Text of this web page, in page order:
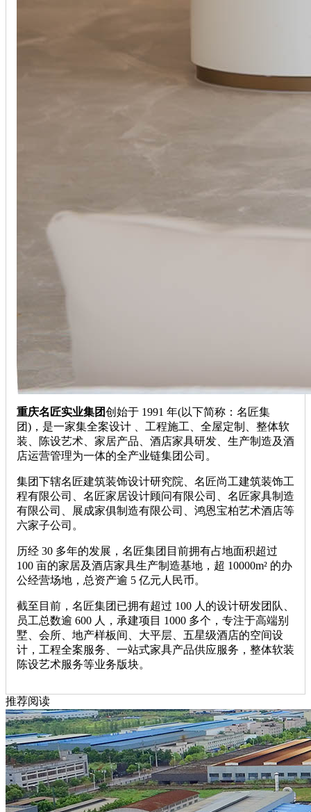
重庆名匠实业集团创始于 1991 年(以下简称：名匠集
团)，是一家集全案设计 、工程施工、全屋定制、整体软
装、陈设艺术、家居产品、酒店家具研发、生产制造及酒
店运营管理为一体的全产业链集团公司。
集团下辖名匠建筑装饰设计研究院、名匠尚工建筑装饰工
程有限公司、名匠家居设计顾问有限公司、名匠家具制造
有限公司、展成家俱制造有限公司、鸿恩宝柏艺术酒店等
六家子公司。
历经 30 多年的发展，名匠集团目前拥有占地面积超过
100 亩的家居及酒店家具生产制造基地，超 10000m² 的办
公经营场地，总资产逾 5 亿元人民币。
截至目前，名匠集团已拥有超过 100 人的设计研发团队、
员工总数逾 600 人，承建项目 1000 多个，专注于高端别
墅、会所、地产样板间、大平层、五星级酒店的空间设
计，工程全案服务、一站式家具产品供应服务，整体软装
陈设艺术服务等业务版块。
推荐阅读